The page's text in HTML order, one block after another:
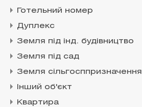
Готельний номер
Дуплекс
Земля під інд. будівництво
Земля під сад
Земля сільгосппризначення
Інший об'єкт
Квартира